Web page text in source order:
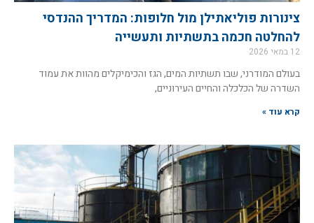
צינורות פוליאתילן מול חלופות: המדריך ההנדסי
להחלטה חכמה בתשתיות ותעשייה
12 במאי 2026
בעולם המודרני, שבו תשתיות המים, הגז והכימיקלים מהוות את עמוד
השדרה של הכלכלה והחיים העירוניים,
קרא עוד »